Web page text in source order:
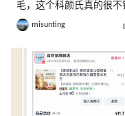
毛，这个科颜氏真的很不
misunting